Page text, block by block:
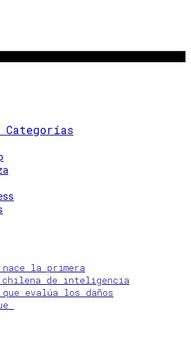
Categorías
la primera
chilena de inteligencia
evalúa los daños